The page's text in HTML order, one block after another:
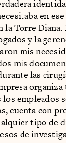
en
la Torre
y la
mis
mis
las
empleados
cuenta con
tipo de
de